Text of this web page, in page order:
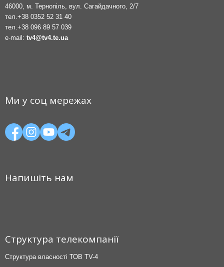
46000, м. Тернопіль, вул. Сагайдачного, 2/7
тел. +38 0352 52 31 40
тел. +38 096 89 57 039
e-mail: tv4@tv4.te.ua
Ми у соц мережах
Напишіть нам
Структура телекомпанії
Структура власності ТОВ TV-4